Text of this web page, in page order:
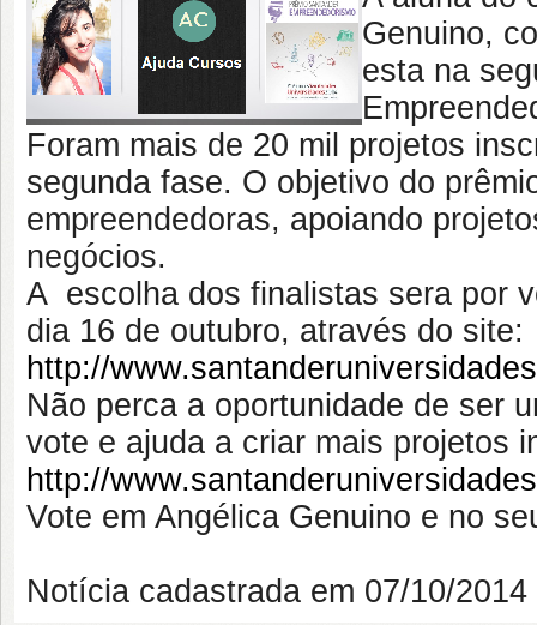
Genuino,
esta na
Foram mais de 20 mil projetos
segunda fase. O objetivo do
empreendedoras, apoiando
negócios.
A escolha dos finalistas sera por
dia 16 de outubro, através do site:
http://
Não perca a oportunidade de ser
vote e ajuda a criar mais projetos
http://
Vote em Angélica Genuino e no
Notícia cadastrada em 07/10/